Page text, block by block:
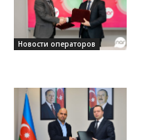
Новости операторов